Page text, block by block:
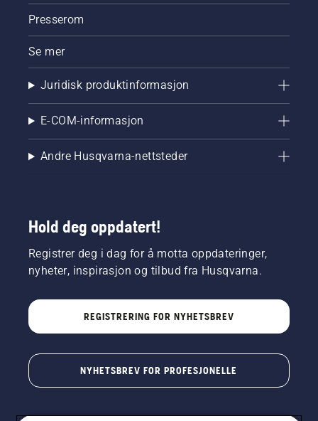
Presserom
Se mer
Juridisk produktinformasjon
E-COM-informasjon
Andre Husqvarna-nettsteder
Hold deg oppdatert!
Registrer deg i dag for å motta oppdateringer,
nyheter, inspirasjon og tilbud fra Husqvarna.
REGISTRERING FOR NYHETSBREV
NYHETSBREV FOR PROFESJONELLE